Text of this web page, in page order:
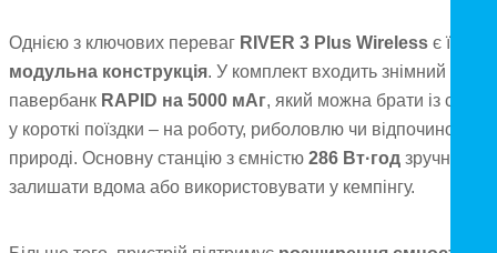
Однією з ключових переваг RIVER 3 Plus Wireless є її
модульна конструкція. У комплект входить знімний
павербанк RAPID на 5000 мАг, який можна брати із собою
у короткі поїздки – на роботу, риболовлю чи відпочинок на
природі. Основну станцію з ємністю 286 Вт·год зручно
залишати вдома або використовувати у кемпінгу.